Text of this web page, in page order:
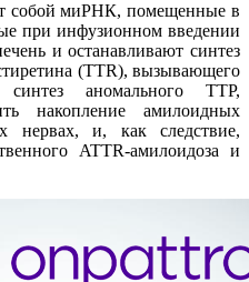
собой миРНК, помещенные в
при инфузионном введении
и останавливают синтез
(TTR), вызывающего
синтез аномального ТТР,
накопление амилоидных
нервах, и, как следствие,
ATTR-амилоидоза и